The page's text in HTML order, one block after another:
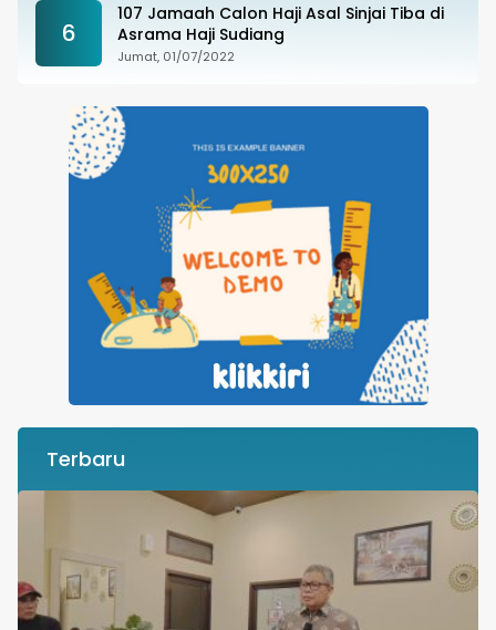
6
107 Jamaah Calon Haji Asal Sinjai Tiba di
Asrama Haji Sudiang
Jumat, 01/07/2022
Terbaru